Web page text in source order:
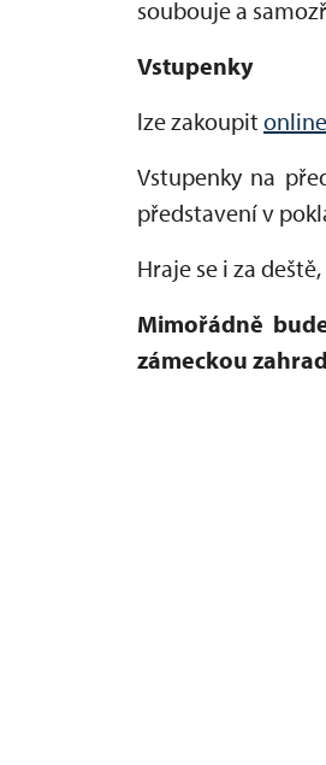
soubouje a
Vstupenky
lze zakoupit online
Vstupenky na
představení v
Hraje se i za
Mimořádně
zámeckou